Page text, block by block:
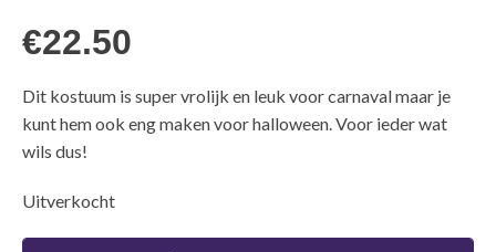
€22.50
Dit kostuum is super vrolijk en leuk voor carnaval maar je
kunt hem ook eng maken voor halloween. Voor ieder wat
wils dus!
Uitverkocht